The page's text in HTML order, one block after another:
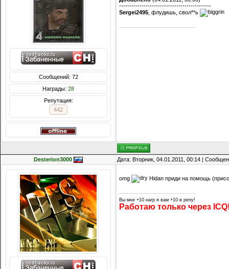
Сообщений: 72
Награды: 28
Репутация:
442
---------------------------------------------
Sergei2495 , флудишь, свол**ь
Desterion3000 Дата: Вторник, 04.01.2011, 00:14 |
omg Hidan приди на помощь
Вы мне +10 нагр я вам +10 в репу!
Работаю только через